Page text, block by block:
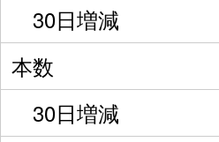
30日増減
本数
30日増減